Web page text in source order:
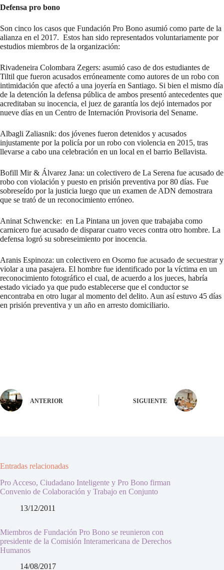
Defensa pro bono
Son cinco los casos que Fundación Pro Bono asumió como parte de la
alianza en el 2017. Estos han sido representados voluntariamente por
estudios miembros de la organización:
Rivadeneira Colombara Zegers: asumió caso de dos estudiantes de
Tiltil que fueron acusados erróneamente como autores de un robo con
intimidación que afectó a una joyería en Santiago. Si bien el mismo día
de la detención la defensa pública de ambos presentó antecedentes que
acreditaban su inocencia, el juez de garantía los dejó internados por
nueve días en un Centro de Internación Provisoria del Sename.
Albagli Zaliasnik: dos jóvenes fueron detenidos y acusados
injustamente por la policía por un robo con violencia en 2015, tras
llevarse a cabo una celebración en un local en el barrio Bellavista.
Bofill Mir & Álvarez Jana: un colectivero de La Serena fue acusado de
robo con violación y puesto en prisión preventiva por 80 días. Fue
sobreseído por la justicia luego que un examen de ADN demostrara
que se trató de un reconocimiento erróneo.
Aninat Schwencke: en La Pintana un joven que trabajaba como
carnicero fue acusado de disparar cuatro veces contra otro hombre. La
defensa logró su sobreseimiento por inocencia.
Aranis Espinoza: un colectivero en Osorno fue acusado de secuestrar y
violar a una pasajera. El hombre fue identificado por la víctima en un
reconocimiento fotográfico el cual, de acuerdo a los jueces, habría
estado viciado ya que pudo establecerse que el conductor se
encontraba en otro lugar al momento del delito. Aun así estuvo 45 días
en prisión preventiva y un año en arresto domiciliario.
ANTERIOR SIGUIENTE
Entradas relacionadas
Pro Acceso, Ciudadano Inteligente y Pro Bono firman
Convenio de Colaboración y Trabajo en Conjunto
13/12/2011
Miembros de Fundación Pro Bono se reunieron con
presidente de la Comisión Interamericana de Derechos
Humanos
14/08/2017